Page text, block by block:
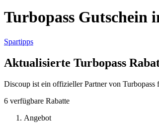
Turbopass Gutschein
Spartipps
Aktualisierte Turbopass
Discoup ist ein offizieller Partner von Turbopass
6 verfügbare Rabatte
Angebot